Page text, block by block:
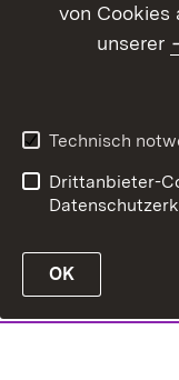
von Cookies
unserer
Technisch
Drittanbieter-
OK